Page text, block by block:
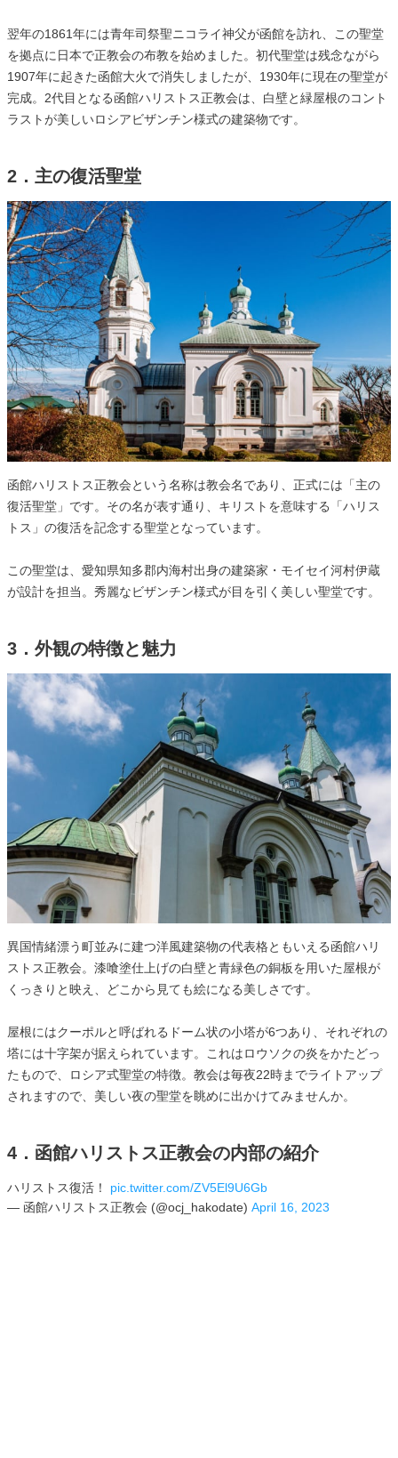
翌年の1861年には青年司祭聖ニコライ神父が函館を訪れ、この聖堂
を拠点に日本で正教会の布教を始めました。初代聖堂は残念ながら
1907年に起きた函館大火で消失しましたが、1930年に現在の聖堂が
完成。2代目となる函館ハリストス正教会は、白壁と緑屋根のコント
ラストが美しいロシアビザンチン様式の建築物です。
2．主の復活聖堂
函館ハリストス正教会という名称は教会名であり、正式には「主の
復活聖堂」です。その名が表す通り、キリストを意味する「ハリス
トス」の復活を記念する聖堂となっています。
この聖堂は、愛知県知多郡内海村出身の建築家・モイセイ河村伊蔵
が設計を担当。秀麗なビザンチン様式が目を引く美しい聖堂です。
3．外観の特徴と魅力
異国情緒漂う町並みに建つ洋風建築物の代表格ともいえる函館ハリ
ストス正教会。漆喰塗仕上げの白壁と青緑色の銅板を用いた屋根が
くっきりと映え、どこから見ても絵になる美しさです。
屋根にはクーポルと呼ばれるドーム状の小塔が6つあり、それぞれの
塔には十字架が据えられています。これはロウソクの炎をかたどっ
たもので、ロシア式聖堂の特徴。教会は毎夜22時までライトアップ
されますので、美しい夜の聖堂を眺めに出かけてみませんか。
4．函館ハリストス正教会の内部の紹介
ハリストス復活！ pic.twitter.com/ZV5El9U6Gb
— 函館ハリストス正教会 (@ocj_hakodate) April 16, 2023